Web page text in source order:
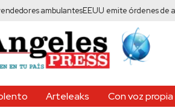
ambulantesEEUU emite órdenes de arresto
Arteleaks Con voz propia